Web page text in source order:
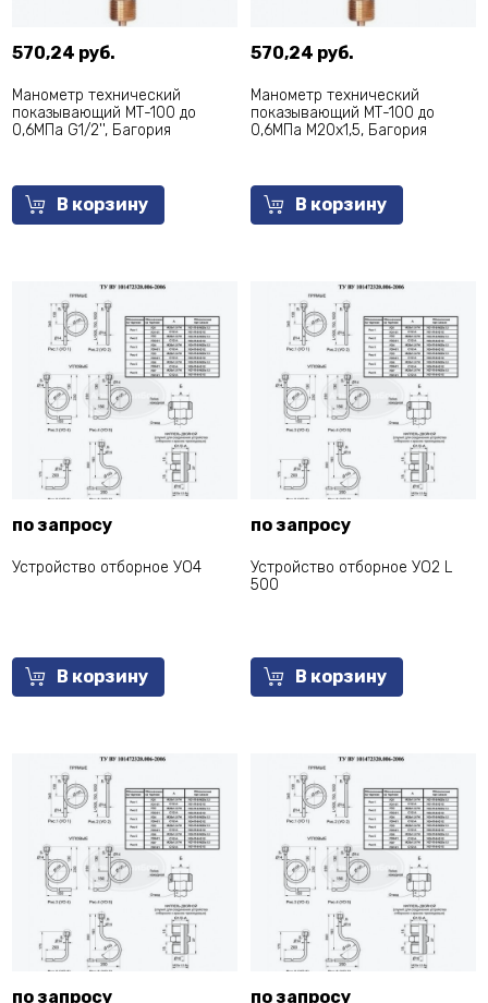
570,24 руб.
Манометр технический
показывающий МТ-100 до
0,6МПа G1/2'', Багория
В корзину
570,24 руб.
Манометр технический
показывающий МТ-100 до
0,6МПа М20х1,5, Багория
В корзину
по запросу
Устройство отборное УО4
В корзину
по запросу
Устройство отборное УО2 L
500
В корзину
по запросу по запросу